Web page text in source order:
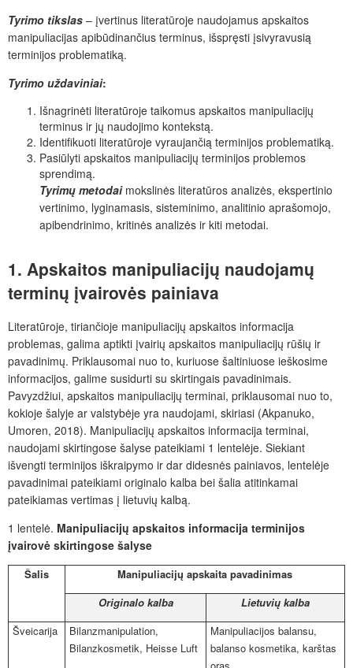
Tyrimo tikslas – įvertinus literatūroje naudojamus apskaitos
manipuliacijas apibūdinančius terminus, išspręsti įsivyravusią
terminijos problematiką.
Tyrimo uždaviniai:
Išnagrinėti literatūroje taikomus apskaitos manipuliacijų
terminus ir jų naudojimo kontekstą.
Identifikuoti literatūroje vyraujančią terminijos problematiką.
Pasiūlyti apskaitos manipuliacijų terminijos problemos
sprendimą.
Tyrimų metodai mokslinės literatūros analizės, ekspertinio
vertinimo, lyginamasis, sisteminimo, analitinio aprašomojo,
apibendrinimo, kritinės analizės ir kiti metodai.
1. Apskaitos manipuliacijų naudojamų
terminų įvairovės painiava
Literatūroje, tiriančioje manipuliacijų apskaitos informacija
problemas, galima aptikti įvairių apskaitos manipuliacijų rūšių ir
pavadinimų. Priklausomai nuo to, kuriuose šaltiniuose ieškosime
informacijos, galime susidurti su skirtingais pavadinimais.
Pavyzdžiui, apskaitos manipuliacijų terminai, priklausomai nuo to,
kokioje šalyje ar valstybėje yra naudojami, skiriasi (Akpanuko,
Umoren, 2018). Manipuliacijų apskaitos informacija terminai,
naudojami skirtingose šalyse pateikiami 1 lentelėje. Siekiant
išvengti terminijos iškraipymo ir dar didesnės painiavos, lentelėje
pavadinimai pateikiami originalo kalba bei šalia atitinkamai
pateikiamas vertimas į lietuvių kalbą.
1 lentelė. Manipuliacijų apskaitos informacija terminijos
įvairovė skirtingose šalyse
Šalis
Manipuliacijų apskaita pavadinimas
Originalo kalba
Lietuvių kalba
Šveicarija
Bilanzmanipulation,
Bilanzkosmetik, Heisse Luft
Manipuliacijos balansu,
balanso kosmetika, karštas